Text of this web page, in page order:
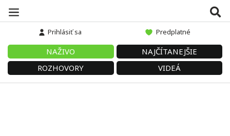
Prihlásiť sa Predplatné
NAŽIVO
NAJČÍTANEJŠIE
ROZHOVORY
VIDEÁ